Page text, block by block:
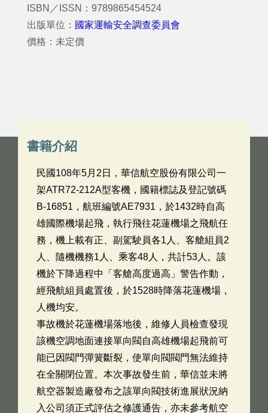
ISBN／ISSN：9789865454524
出版單位： 國家運輸安全調查委員會
價格：未定價
書籍介紹
民國108年5月2日，華信航空股份有限公司一
架ATR72-212A型客機，國籍標誌及登記號碼
B-16851，航班編號AE7931，於1432時自高
雄國際機場起飛，執行飛往花蓮機場之飛航任
務，機上載有正、副駕駛員各1人、客艙組員2
人、隨機機務1人、乘客48人，共計53人。該
機於下降過程中「客艙高度過高」警告作動，
經飛航組員處置後，於1528時降落花蓮機場，
人機均安。
事故機於花蓮機場落地後，維修人員檢查發現
該機空調地面連接單向閥自高雄機場起飛前可
能已因閥門彈簧斷裂，使單向閥閥門無法維持
在全關閉位置。本次事故發生前，華信並未將
航空器製造廠發布之該單向閥技術進展狀況納
入公司須正式評估之修護通告，亦未參考航空